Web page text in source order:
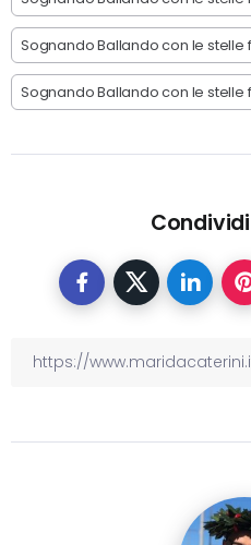
Sognando Ballando con le stelle
Sognando Ballando con le stelle